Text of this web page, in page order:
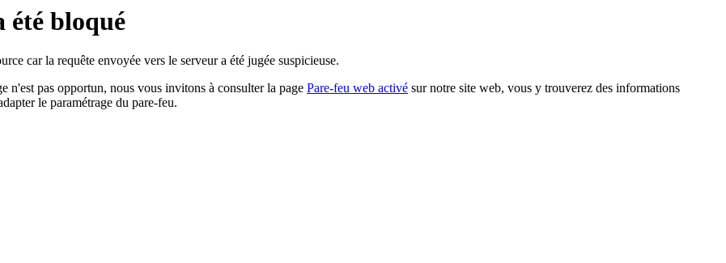
été bloqué
car la requête envoyée vers le serveur a été jugée suspicieuse.
n'est pas opportun, nous vous invitons à consulter la page Pare-feu web activé sur notre site web, vous y trouverez des informations
le paramétrage du pare-feu.